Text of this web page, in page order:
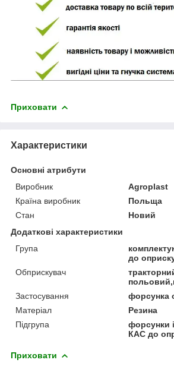
Приховати
Характеристики
Основні атрибути
Виробник
Agroplast
Країна виробник
Польща
Стан
Новий
Додаткові характеристики
Група
до
Обприскувач
Застосування
форсунка
Матеріал
Резина
Підгрупа
форсунки
КАС до
Приховати